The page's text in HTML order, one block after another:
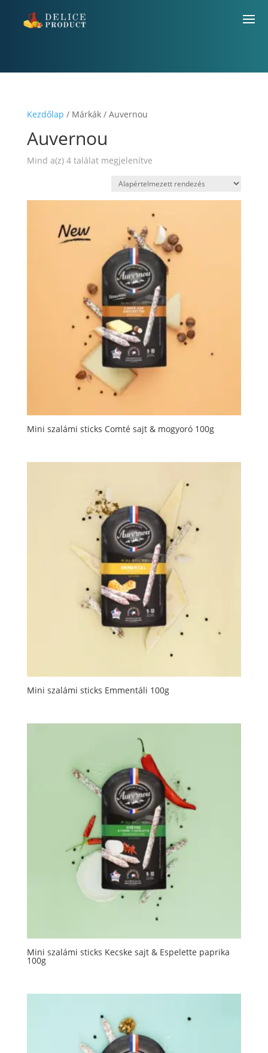
Kezdőlap / Márkák / Auvernou
Auvernou
Mind a(z) 4 találat megjelenítve
Mini szalámi sticks Comté sajt & mogyoró 100g
Mini szalámi sticks Emmentáli 100g
Mini szalámi sticks Kecske sajt & Espelette paprika
100g